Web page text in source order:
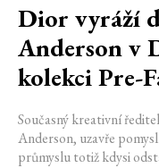
Dior vyráží
Anderson v
kolekci Pre-
Současný kreativní
Anderson, uzavře
průmyslu totiž kdysi